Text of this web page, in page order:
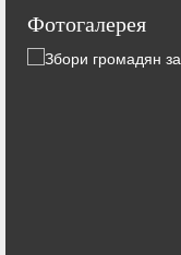
Фотогалерея